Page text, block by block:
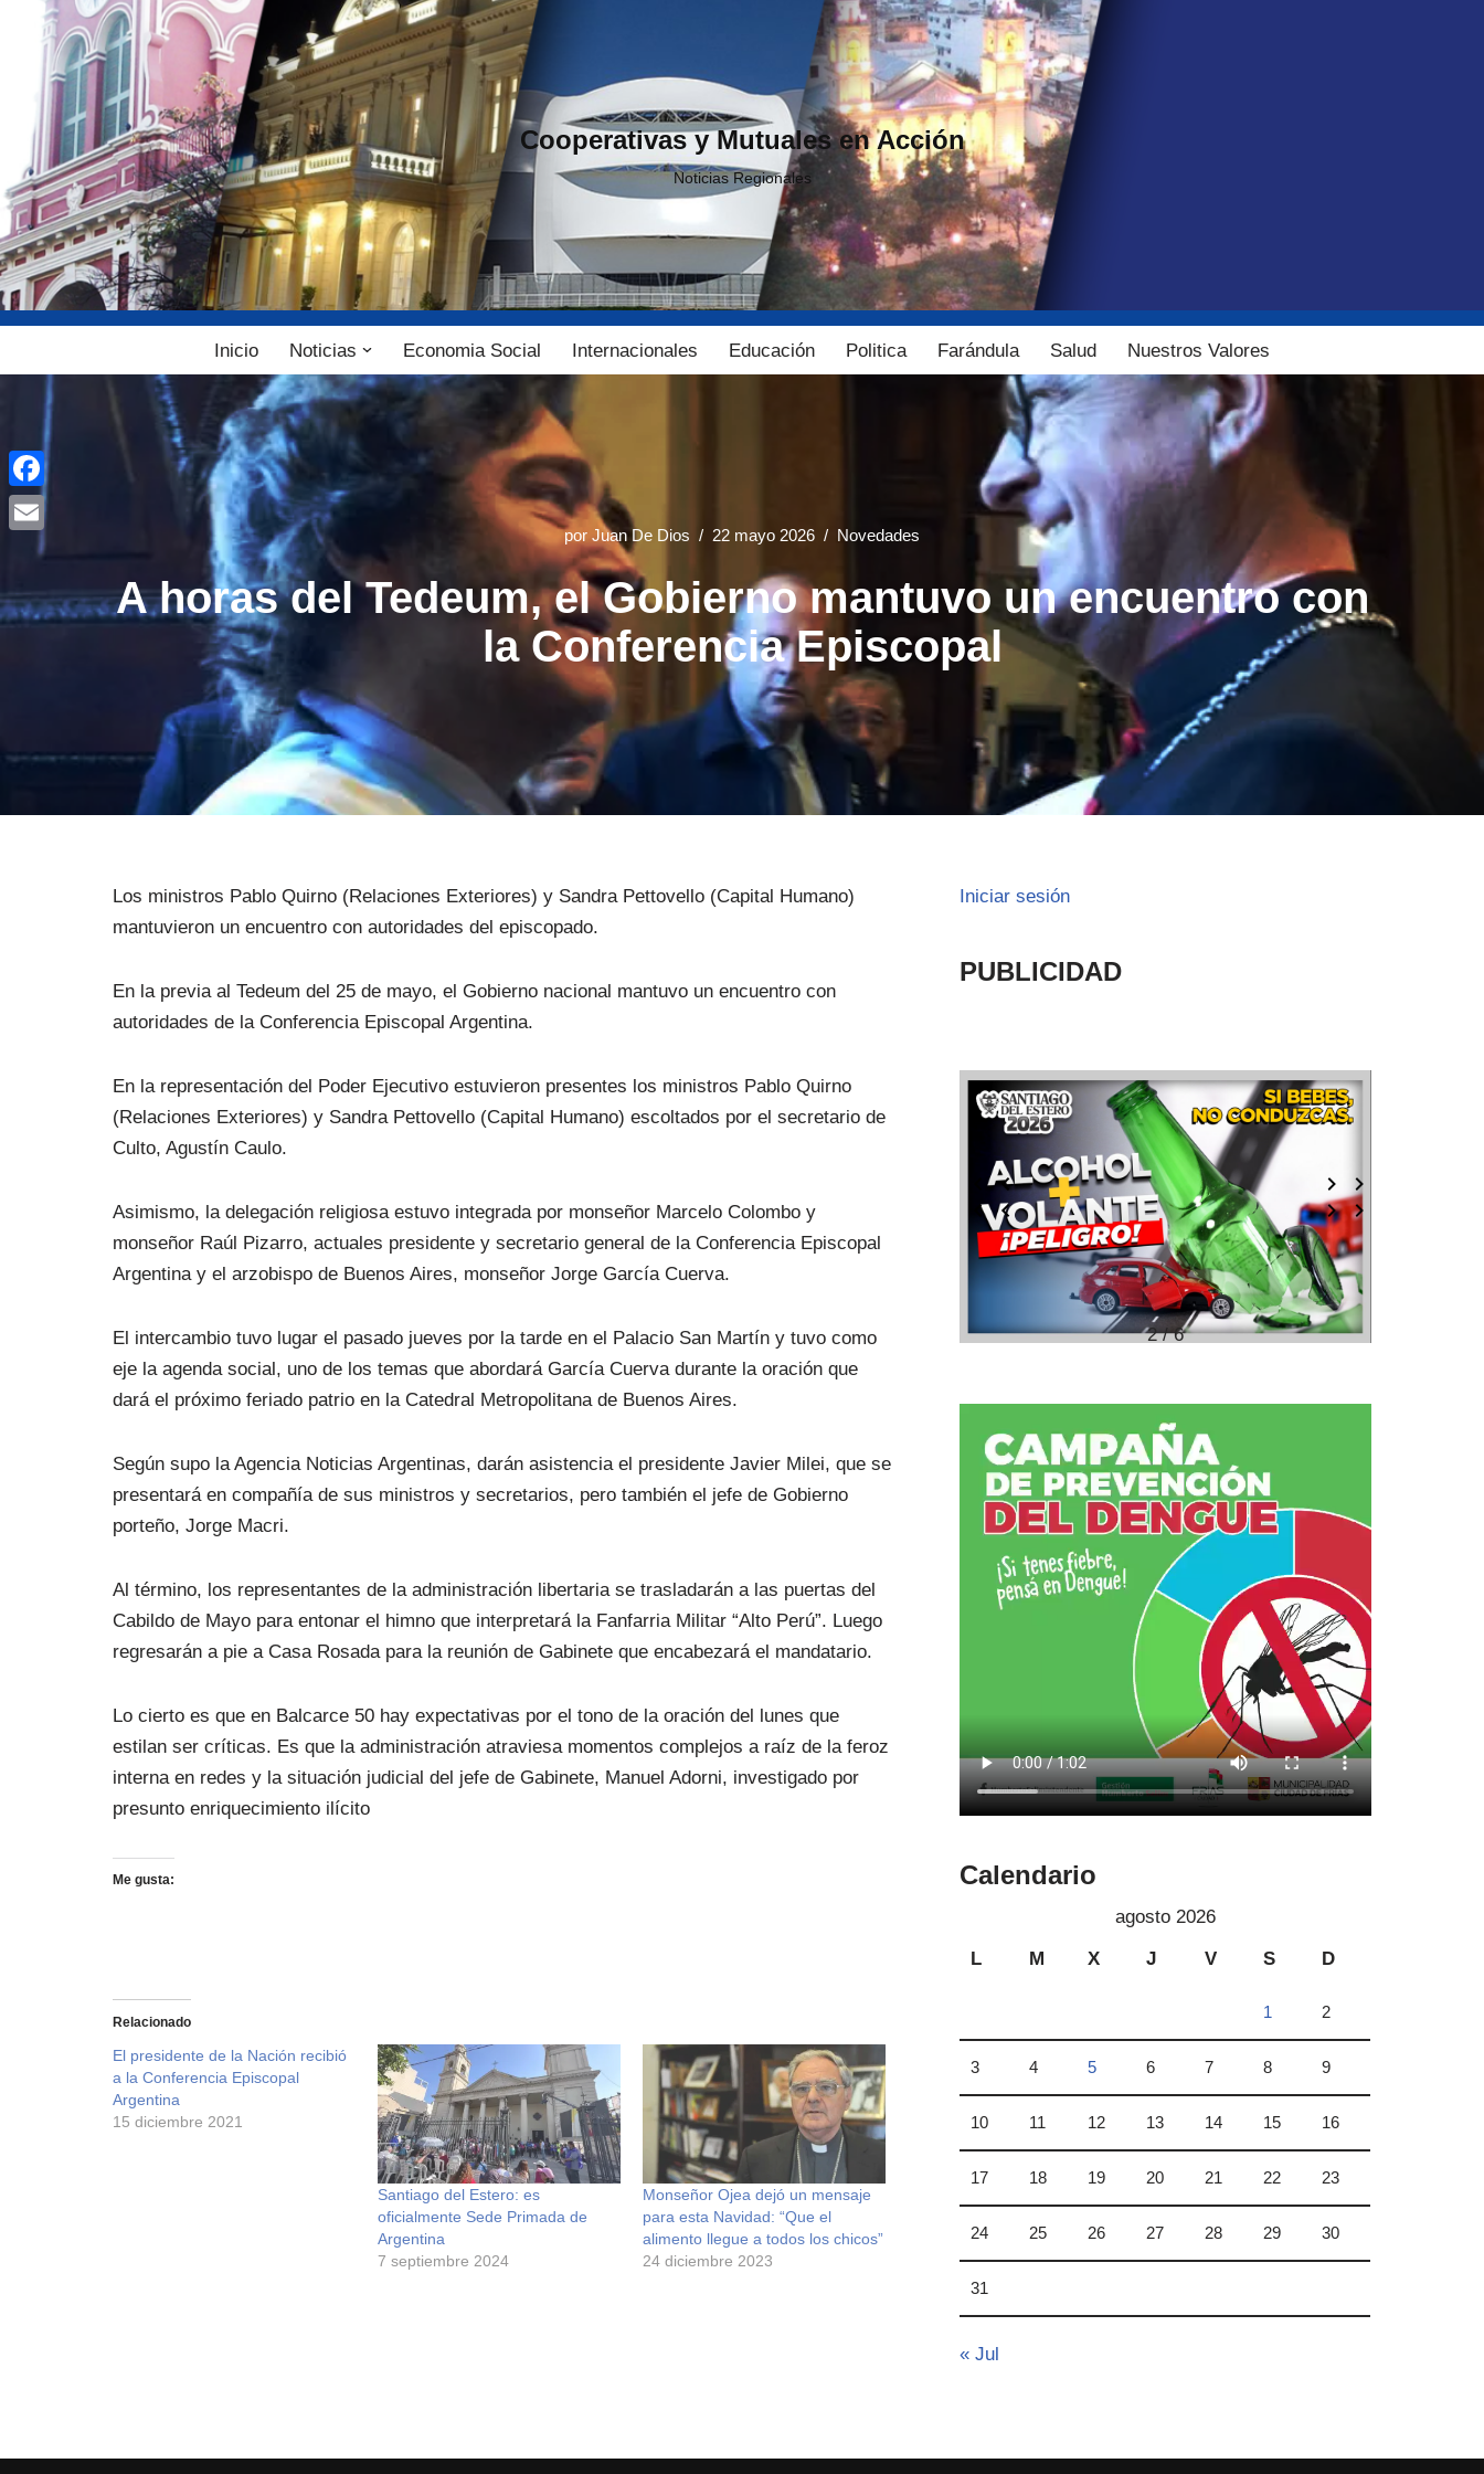
contenido
Cooperativas y Mutuales en Acción
Noticias Regionales
Inicio Noticias Economia Social Internacionales Educación Politica Farándula Salud Nuestros Valores
por Juan De Dios 22 mayo 2026 Novedades
A horas del Tedeum, el Gobierno mantuvo un encuentro con
la Conferencia Episcopal
Los ministros Pablo Quirno (Relaciones Exteriores) y Sandra Pettovello (Capital Humano)
mantuvieron un encuentro con autoridades del episcopado.
En la previa al Tedeum del 25 de mayo, el Gobierno nacional mantuvo un encuentro con
autoridades de la Conferencia Episcopal Argentina.
En la representación del Poder Ejecutivo estuvieron presentes los ministros Pablo Quirno
(Relaciones Exteriores) y Sandra Pettovello (Capital Humano) escoltados por el secretario de
Culto, Agustín Caulo.
Asimismo, la delegación religiosa estuvo integrada por monseñor Marcelo Colombo y
monseñor Raúl Pizarro, actuales presidente y secretario general de la Conferencia Episcopal
Argentina y el arzobispo de Buenos Aires, monseñor Jorge García Cuerva.
El intercambio tuvo lugar el pasado jueves por la tarde en el Palacio San Martín y tuvo como
eje la agenda social, uno de los temas que abordará García Cuerva durante la oración que
dará el próximo feriado patrio en la Catedral Metropolitana de Buenos Aires.
Según supo la Agencia Noticias Argentinas, darán asistencia el presidente Javier Milei, que se
presentará en compañía de sus ministros y secretarios, pero también el jefe de Gobierno
porteño, Jorge Macri.
Al término, los representantes de la administración libertaria se trasladarán a las puertas del
Cabildo de Mayo para entonar el himno que interpretará la Fanfarria Militar “Alto Perú”. Luego
regresarán a pie a Casa Rosada para la reunión de Gabinete que encabezará el mandatario.
Lo cierto es que en Balcarce 50 hay expectativas por el tono de la oración del lunes que
estilan ser críticas. Es que la administración atraviesa momentos complejos a raíz de la feroz
interna en redes y la situación judicial del jefe de Gabinete, Manuel Adorni, investigado por
presunto enriquecimiento ilícito
Me gusta:
Relacionado
El presidente de la Nación recibió
a la Conferencia Episcopal
Argentina
15 diciembre 2021
Santiago del Estero: es
oficialmente Sede Primada de
Argentina
7 septiembre 2024
Monseñor Ojea dejó un mensaje
para esta Navidad: “Que el
alimento llegue a todos los chicos”
24 diciembre 2023
Iniciar sesión
PUBLICIDAD
2 / 6
Calendario
agosto 2026
L
M X J V S D
1 2
3 4 5 6 7 8 9
10 11 12 13 14 15 16
17 18 19 20 21 22 23
24 25 26 27 28 29 30
31
« Jul
Facebook
Email